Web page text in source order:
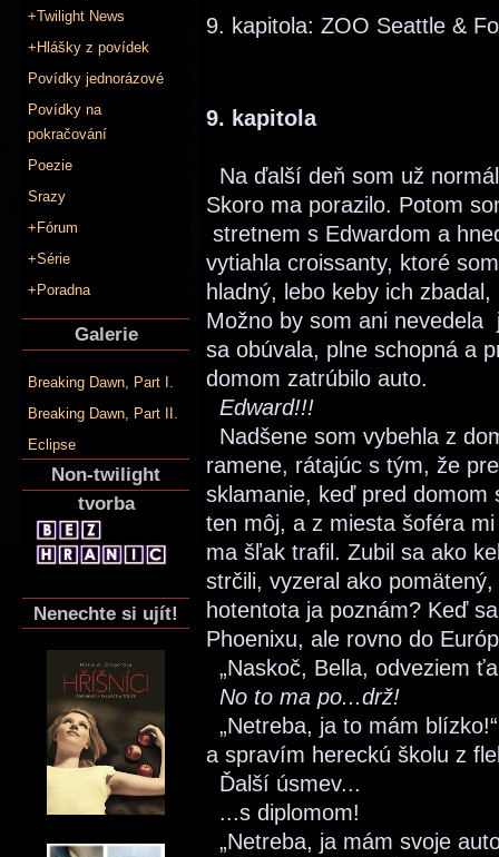
+Twilight News
+Hlášky z povídek
Povídky jednorázové
Povídky na
pokračování
Poezie
Srazy
+Fórum
+Série
+Poradna
Galerie
Breaking Dawn, Part I.
Breaking Dawn, Part II.
Eclipse
Non-twilight
tvorba
Nenechte si ujít!
9. kapitola: ZOO Seattle &
9. kapitola
Na ďalší deň som už
Skoro ma porazilo. Potom
stretnem s Edwardom a
vytiahla croissanty, ktoré
hladný, lebo keby ich
Možno by som ani
sa obúvala, plne schopná a
domom zatrúbilo auto.
Edward!!!
Nadšene som vybehla z
ramene, rátajúc s tým, že
sklamanie, keď pred
ten môj, a z miesta šoféra
ma šľak trafil. Zubil sa ako
strčili, vyzeral ako
hotentota ja poznám? Keď
Phoenixu, ale rovno do
„Naskoč, Bella, odveziem
No to ma po...drž!
„Netreba, ja to mám
a spravím hereckú školu z
Ďalší úsmev...
...s diplomom!
„Netreba, ja mám svoje